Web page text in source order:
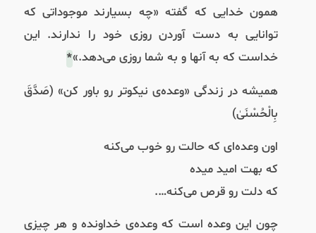
همون خدایی که گفته «چه بسیارند موجوداتی که
توانایی به دست آوردن روزی خود را ندارند. این
خداست که به آنها و به شما روزی می‌دهد.»*
همیشه در زندگی «وعده‌ی نیکوتر رو باور کن» (صَدَّقَ
بِالْحُسْنَىٰ)
اون وعده‌ای که حالت رو خوب می‌کنه
که بهت امید میده
که دلت رو قرص می‌کنه….
چون این وعده است که وعده‌ی خداونده و هر چیزی